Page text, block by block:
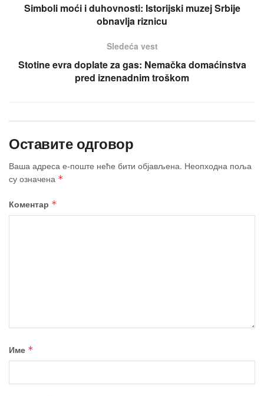
Simboli moći i duhovnosti: Istorijski muzej Srbije
obnavlja riznicu
Sledeća vest
Stotine evra doplate za gas: Nemačka domaćinstva
pred iznenadnim troškom
Оставите одговор
Ваша адреса е-поште неће бити објављена. Неопходна поља
су означена *
Коментар *
Име *